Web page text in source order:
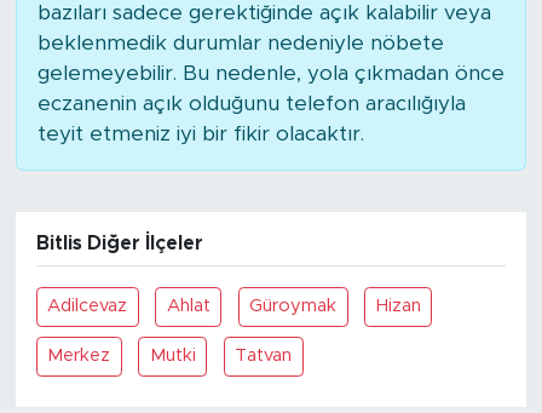
bazıları sadece gerektiğinde açık kalabilir veya
beklenmedik durumlar nedeniyle nöbete
gelemeyebilir. Bu nedenle, yola çıkmadan önce
eczanenin açık olduğunu telefon aracılığıyla
teyit etmeniz iyi bir fikir olacaktır.
Bitlis Diğer İlçeler
Adilcevaz Ahlat Güroymak Hizan
Merkez Mutki Tatvan